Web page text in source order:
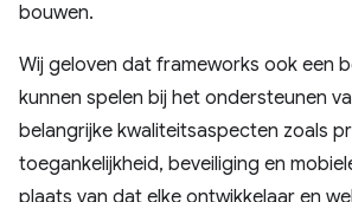
bouwen.
Wij geloven dat frameworks ook een
kunnen spelen bij het ondersteunen
belangrijke kwaliteitsaspecten zoals
toegankelijkheid, beveiliging en
plaats van dat elke ontwikkelaar en